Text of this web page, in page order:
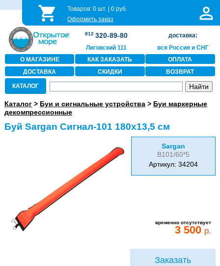
Товаров:0 шт. |0 руб.
Оформить заказ
812 320-89-80
Лиговский 111
доставка:
вся Россия и СНГ
О МАГАЗИНЕ
КАК ЗАКАЗАТЬ
ОПЛАТА
ДОСТАВКА
СКИДКИ ВОЗВРАТ
КАТАЛОГ
Каталог> Буи и сигнальные устройства> Буи маркерные
декомпрессионные
Буй Sargan Сигнал-101 180х13,5 см
Sargan
B101/60*5
Артикул: 34204
временно отсутствует
3 500 р.
Заказать